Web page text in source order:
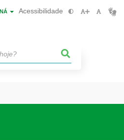
Acessibilidade